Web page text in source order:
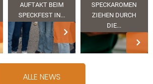
AUFTAKT BEIM
SPECKFEST IN...
SPECKAROMEN
ZIEHEN DURCH
DIE...
ALLE NEWS